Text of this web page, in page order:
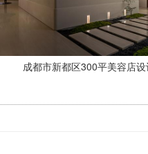
成都市新都区300平美容店